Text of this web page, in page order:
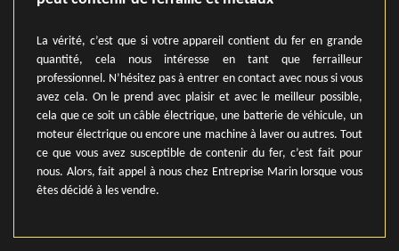
La vérité, c’est que si votre appareil contient du fer en grande
quantité, cela nous intéresse en tant que ferrailleur
professionnel. N’hésitez pas à entrer en contact avec nous si vous
avez cela. On le prend avec plaisir et avec le meilleur possible,
cela que ce soit un câble électrique, une batterie de véhicule, un
moteur électrique ou encore une machine à laver ou autres. Tout
ce que vous avez susceptible de contenir du fer, c’est fait pour
nous. Alors, fait appel à nous chez Entreprise Marin lorsque vous
êtes décidé à les vendre.